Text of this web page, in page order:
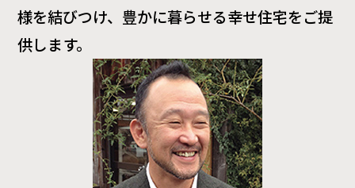
様を結びつけ、豊かに暮らせる幸せ住宅をご提
供します。